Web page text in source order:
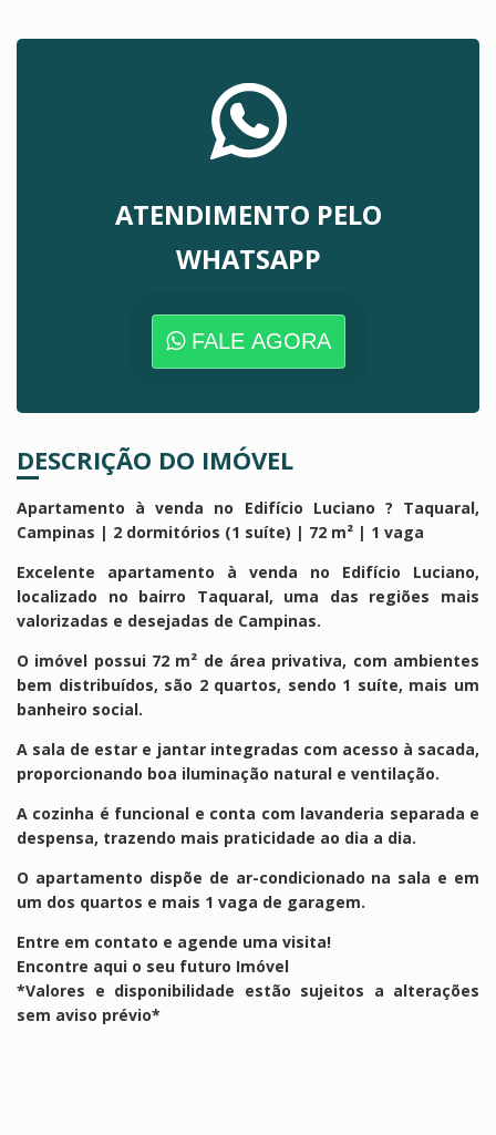
ATENDIMENTO PELO
WHATSAPP
FALE AGORA
DESCRIÇÃO DO IMÓVEL
Apartamento à venda no Edifício Luciano ? Taquaral,
Campinas | 2 dormitórios (1 suíte) | 72 m² | 1 vaga
Excelente apartamento à venda no Edifício Luciano,
localizado no bairro Taquaral, uma das regiões mais
valorizadas e desejadas de Campinas.
O imóvel possui 72 m² de área privativa, com ambientes
bem distribuídos, são 2 quartos, sendo 1 suíte, mais um
banheiro social.
A sala de estar e jantar integradas com acesso à sacada,
proporcionando boa iluminação natural e ventilação.
A cozinha é funcional e conta com lavanderia separada e
despensa, trazendo mais praticidade ao dia a dia.
O apartamento dispõe de ar-condicionado na sala e em
um dos quartos e mais 1 vaga de garagem.
Entre em contato e agende uma visita!
Encontre aqui o seu futuro Imóvel
*Valores e disponibilidade estão sujeitos a alterações
sem aviso prévio*